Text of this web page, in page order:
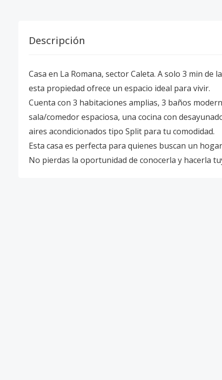
Descripción
Casa en La Romana, sector Caleta. A solo 3 min
esta propiedad ofrece un espacio ideal para vivir.
Cuenta con 3 habitaciones amplias, 3 baños
sala/comedor espaciosa, una cocina con
aires acondicionados tipo Split para tu comodidad.
Esta casa es perfecta para quienes buscan un
No pierdas la oportunidad de conocerla y hacerla